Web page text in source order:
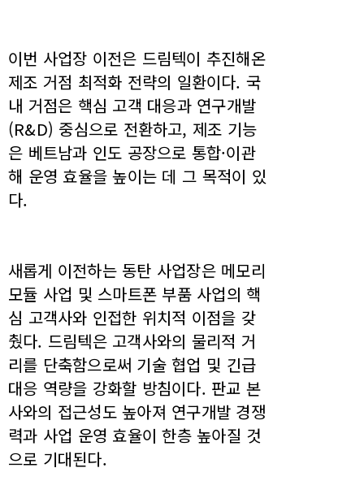
이번 사업장 이전은 드림텍이 추진해온
제조 거점 최적화 전략의 일환이다. 국
내 거점은 핵심 고객 대응과 연구개발
(R&D) 중심으로 전환하고, 제조 기능
은 베트남과 인도 공장으로 통합·이관
해 운영 효율을 높이는 데 그 목적이 있
다.
새롭게 이전하는 동탄 사업장은 메모리
모듈 사업 및 스마트폰 부품 사업의 핵
심 고객사와 인접한 위치적 이점을 갖
췄다. 드림텍은 고객사와의 물리적 거
리를 단축함으로써 기술 협업 및 긴급
대응 역량을 강화할 방침이다. 판교 본
사와의 접근성도 높아져 연구개발 경쟁
력과 사업 운영 효율이 한층 높아질 것
으로 기대된다.